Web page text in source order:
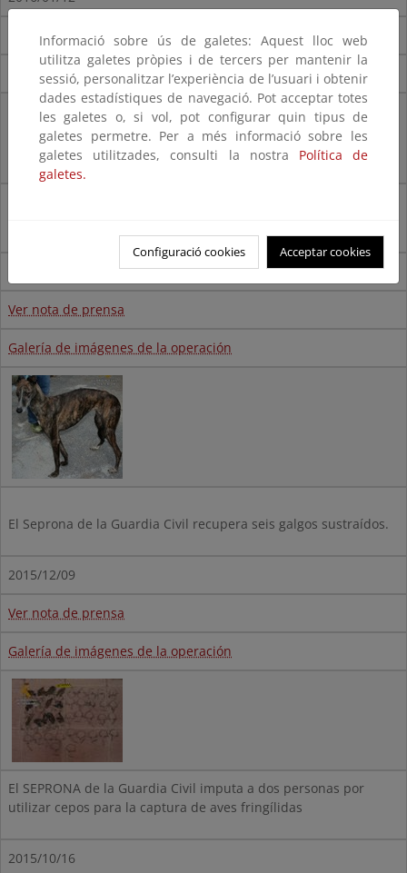
Ver nota de prensa
Galería de imágenes de la operación
Ver nota de prensa
Galería de imágenes de la operación
El Seprona de la Guardia Civil recupera seis galgos sustraídos.
2015/12/09
Ver nota de prensa
Galería de imágenes de la operación
El SEPRONA de la Guardia Civil imputa a dos personas por
utilizar cepos para la captura de aves fringílidas
2015/10/16
Informació sobre ús de galetes: Aquest lloc web
utilitza galetes pròpies i de tercers per mantenir la
sessió, personalitzar l’experiència de l’usuari i obtenir
dades estadístiques de navegació. Pot acceptar totes
les galetes o, si vol, pot configurar quin tipus de
galetes permetre. Per a més informació sobre les
galetes utilitzades, consulti la nostra Política de
galetes.
Configuració cookies Acceptar cookies